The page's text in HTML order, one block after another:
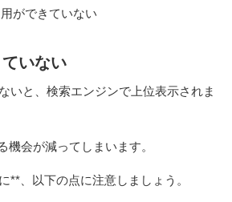
ができていない
いない
いと、検索エンジンで上位表示されま
機会が減ってしまいます。
**、以下の点に注意しましょう。